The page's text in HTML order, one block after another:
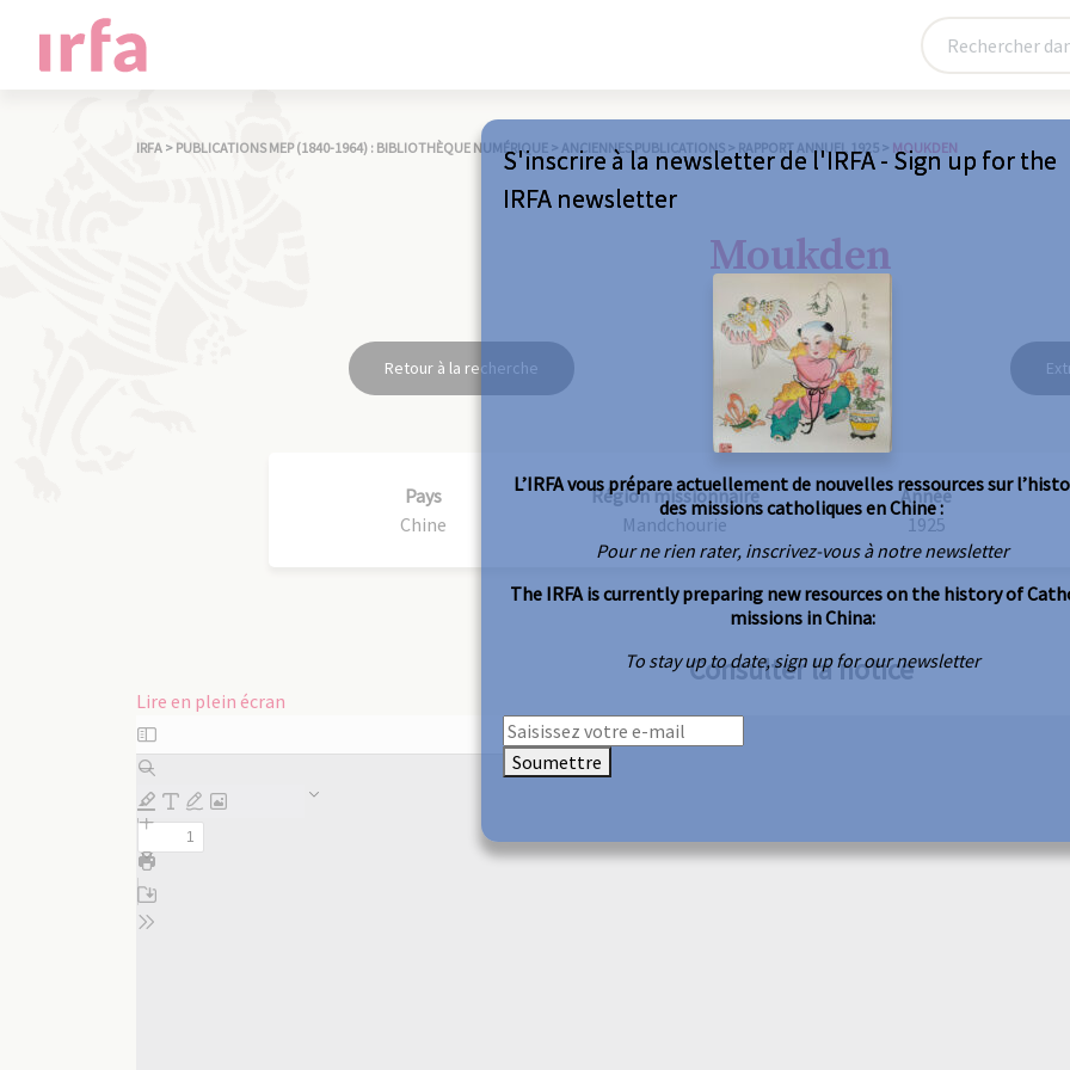
IRFA > PUBLICATIONS MEP (1840-1964) : BIBLIOTHÈQUE NUMÉRIQUE > ANCIENNES PUBLICATIONS > RAPPORT ANNUEL 1925 > MOUKDEN
Moukden
Retour à la recherche
Pays
Chine
Région missionnaire
Mandchourie
Année
1925
Consulter la notice
Lire en plein écran
Aller
au
contenu
PDF
S'inscrire à la newsletter de l'IRFA - Sign up for the
IRFA newsletter
L’IRFA vous prépare actuellement de nouvelles ressources sur
des missions catholiques en Chine :
Pour ne rien rater, inscrivez-vous à notre newsletter
The IRFA is currently preparing new resources on the history of
missions in China:
To stay up to date, sign up for our newsletter
Soumettre